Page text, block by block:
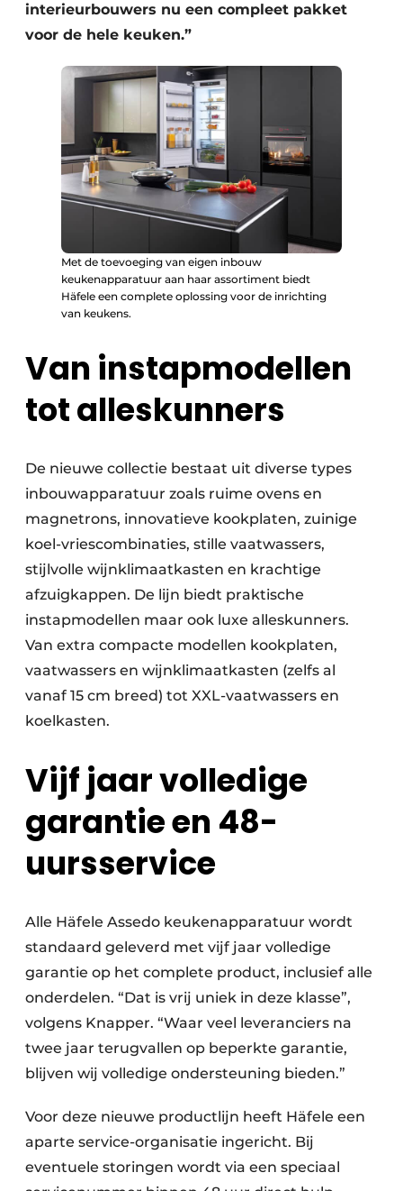
interieurbouwers nu een compleet pakket
voor de hele keuken.”
Met de toevoeging van eigen inbouw
keukenapparatuur aan haar assortiment biedt
Häfele een complete oplossing voor de inrichting
van keukens.
Van instapmodellen
tot alleskunners
De nieuwe collectie bestaat uit diverse types
inbouwapparatuur zoals ruime ovens en
magnetrons, innovatieve kookplaten, zuinige
koel-vriescombinaties, stille vaatwassers,
stijlvolle wijnklimaatkasten en krachtige
afzuigkappen. De lijn biedt praktische
instapmodellen maar ook luxe alleskunners.
Van extra compacte modellen kookplaten,
vaatwassers en wijnklimaatkasten (zelfs al
vanaf 15 cm breed) tot XXL-vaatwassers en
koelkasten.
Vijf jaar volledige
garantie en 48-
uursservice
Alle Häfele Assedo keukenapparatuur wordt
standaard geleverd met vijf jaar volledige
garantie op het complete product, inclusief alle
onderdelen. “Dat is vrij uniek in deze klasse”,
volgens Knapper. “Waar veel leveranciers na
twee jaar terugvallen op beperkte garantie,
blijven wij volledige ondersteuning bieden.”
Voor deze nieuwe productlijn heeft Häfele een
aparte service-organisatie ingericht. Bij
eventuele storingen wordt via een speciaal